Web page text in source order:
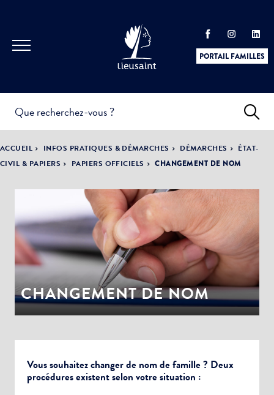
PORTAIL FAMILLES
PRATIQUES &
DÉMARCHES
ACTUALITÉS &
ÉVÈNEMENTS
LA VILLE
DÉMOCRATIE
PARTICIPATIVE
ACCUEIL INFOS PRATIQUES & DÉMARCHES DÉMARCHES
ÉTAT-
CIVIL & PAPIERS
PAPIERS OFFICIELS CHANGEMENT DE NOM
CHANGEMENT DE NOM
Vous souhaitez changer de nom de famille ? Deux
procédures existent selon votre situation :